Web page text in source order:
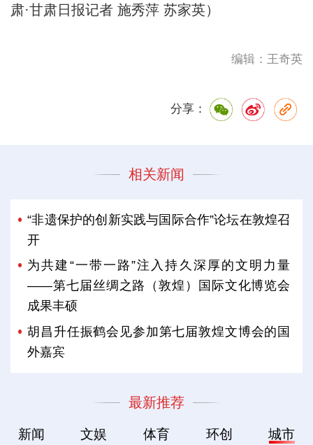
肃·甘肃日报记者 施秀萍 苏家英）
编辑：王奇英
分享：
相关新闻
“非遗保护的创新实践与国际合作”论坛在敦煌召
开
为共建“一带一路”注入持久深厚的文明力量
——第七届丝绸之路（敦煌）国际文化博览会
成果丰硕
胡昌升任振鹤会见参加第七届敦煌文博会的国
外嘉宾
最新推荐
新闻 文娱 体育 环创 城市